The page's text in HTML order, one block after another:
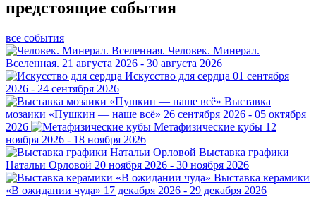
предстоящие события
все события
Человек. Минерал.
Вселенная. 21 августа 2026 - 30 августа 2026
Искусство для сердца 01 сентября
2026 - 24 сентября 2026
Выставка
мозаики «Пушкин — наше всё» 26 сентября 2026 - 05 октября
2026
Метафизические кубы 12
ноября 2026 - 18 ноября 2026
Выставка графики
Натальи Орловой 20 ноября 2026 - 30 ноября 2026
Выставка керамики
«В ожидании чуда» 17 декабря 2026 - 29 декабря 2026